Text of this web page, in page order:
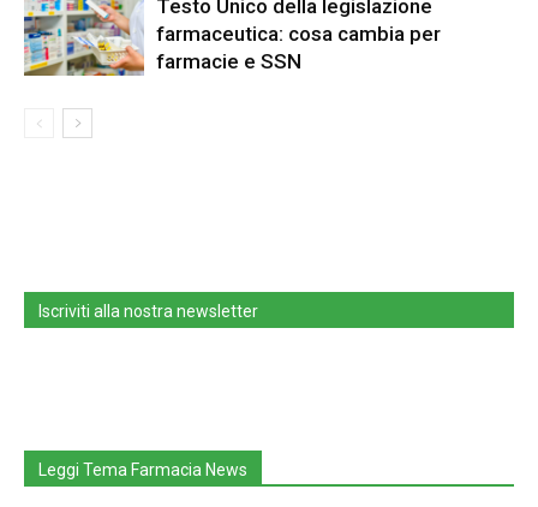
Testo Unico della legislazione
farmaceutica: cosa cambia per
farmacie e SSN
Iscriviti alla nostra newsletter
Leggi Tema Farmacia News